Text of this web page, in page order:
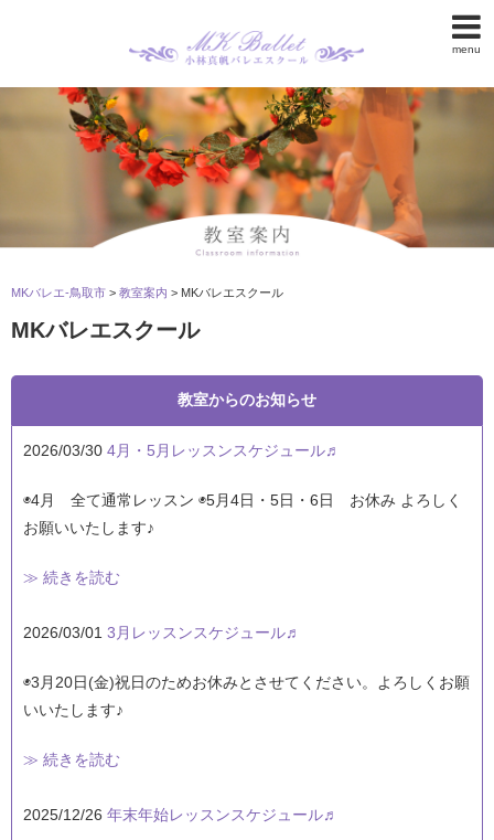
menu
MKバレエ-鳥取市 > 教室案内 > MKバレエスクール
MKバレエスクール
教室からのお知らせ
2026/03/30 4月・5月レッスンスケジュール♬
◉4月 全て通常レッスン ◉5月4日・5日・6日 お休み よろしく
お願いいたします♪
≫ 続きを読む
2026/03/01 3月レッスンスケジュール♬
◉3月20日(金)祝日のためお休みとさせてください。よろしくお願
いいたします♪
≫ 続きを読む
2025/12/26 年末年始レッスンスケジュール♬